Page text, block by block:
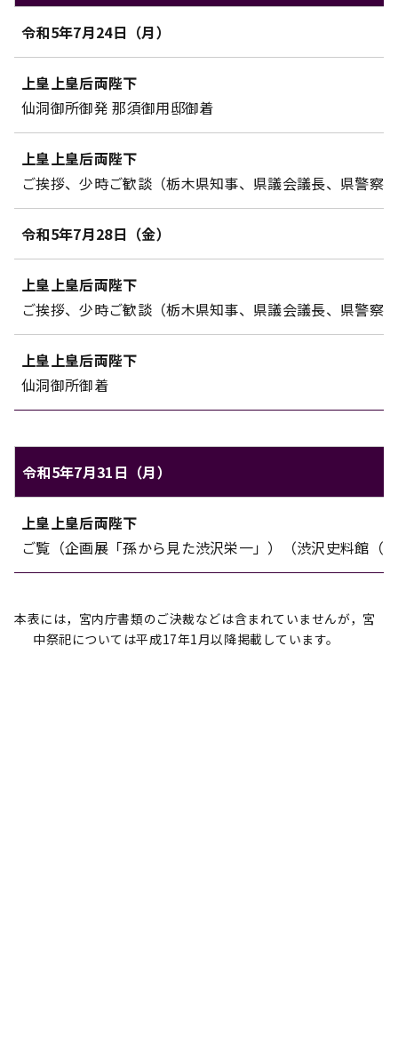
対象 内容
令和5年7月24日（月）
上皇上皇后両陛下
仙洞御所御発 那須御用邸御着
上皇上皇后両陛下
ご挨拶、少時ご歓談（栃木県知事、県議会議長、県警察
令和5年7月28日（金）
上皇上皇后両陛下
ご挨拶、少時ご歓談（栃木県知事、県議会議長、県警察
上皇上皇后両陛下
仙洞御所御着
令和5年7月31日（月）
対象 内容
上皇上皇后両陛下
ご覧（企画展「孫から見た渋沢栄一」）（渋沢史料館（
本表には，宮内庁書類のご決裁などは含まれていませんが，宮
中祭祀については平成17年1月以降掲載しています。